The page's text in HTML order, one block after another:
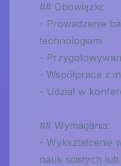
## Obowiązki:
- Prowadzenie
technologiami
-
- Współpraca z
- Udział w
## Wymagania:
- Wykształcenie
nauk ścisłych